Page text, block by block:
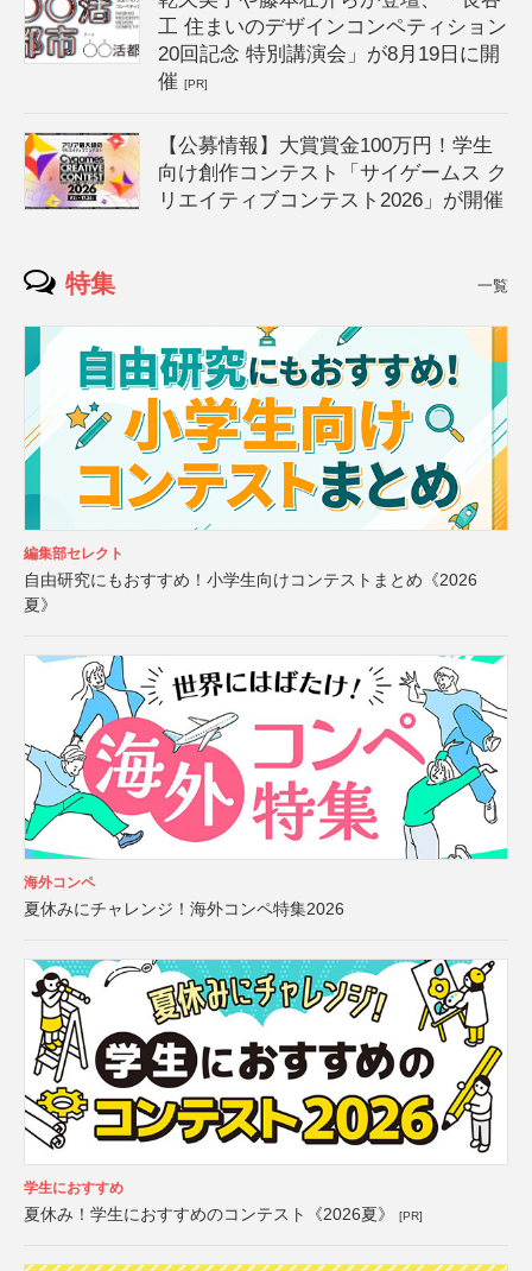
工 住まいのデザインコンペティション
20回記念 特別講演会」が8月19日に開
催[PR]
【公募情報】大賞賞金100万円！学生
向け創作コンテスト「サイゲームス ク
リエイティブコンテスト2026」が開催
特集 一覧
編集部セレクト
自由研究にもおすすめ！小学生向けコンテストまとめ《2026
夏》
海外コンペ
夏休みにチャレンジ！海外コンペ特集2026
学生におすすめ
夏休み！学生におすすめのコンテスト《2026夏》 [PR]